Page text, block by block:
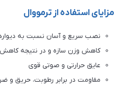
مزایای استفاده از ترمووال
نصب سریع و آسان نسبت به
کاهش وزن سازه و در نتیجه
عایق حرارتی و صوتی قوی
مقاومت در برابر رطوبت، حریق و